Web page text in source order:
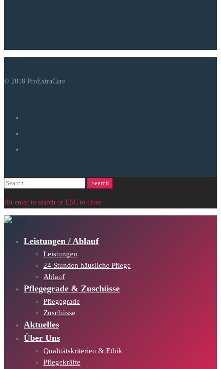
© 2018 ProExtraCare
Search
Search
Hit enter to search or ESC to close
Leistungen / Ablauf
Leistungen
24 Stunden häusliche Pflege
Ablauf
Pflegegrade & Zuschüsse
Pflegegrade
Zuschüsse
Aktuelles
Über Uns
Qualitätskriterien & Ethik
Pflegekräfte